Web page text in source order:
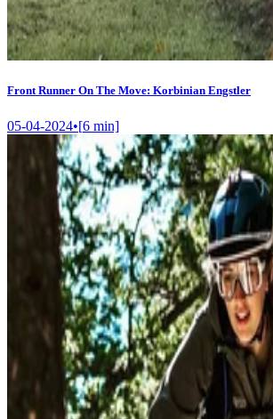
Front Runner On The Move: Korbinian Engstler
05-04-2024•[6 min]